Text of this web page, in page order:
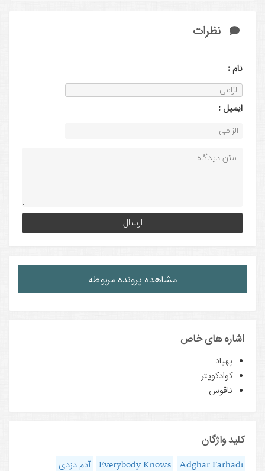
نظرات
نام :
ايميل :
مشاهده پرونده مربوطه
اشاره های خاص
پهپاد
کوادکوپتر
ناقوس
کلید واژگان
Adghar Farhadi
Everybody Knows
آدم دزدی